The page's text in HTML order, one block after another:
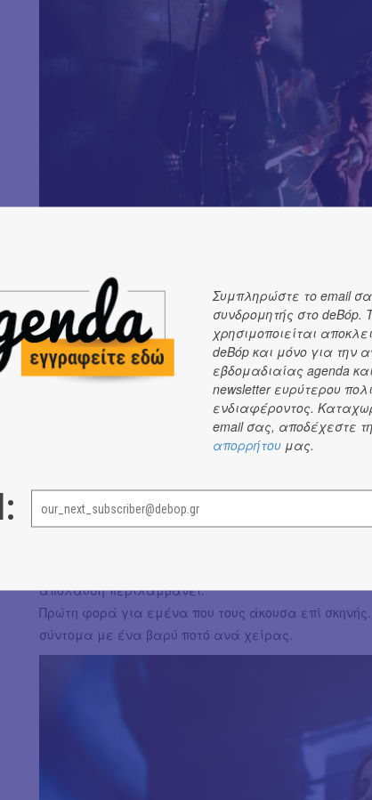
21:30και οιManos Six & The Muddy Devil
Χαμηλός φωτισμός, live καθιστό, ένα μπάντζο και
που μετεωρίζεται ανάμεσα στα άδεια πεδία του
Εωσφόρος σε μια παρτίδα ντάμα με το θάνατο.
Ο Μάνος με τη βαριά μελωδική φωνή του
δικά τους αλλά και διασκευές- όλα σε ύφος
προς τη σκηνή, να σταματήσουν οποιαδήποτε
Αθήνας, τα βαριά country blues κάπως μας
μας. Κι ό,τι κι αν της πουν, όσο φοβερό, ειδικά
απόλαυση περιλαμβάνει.
Πρώτη φορά για εμένα που τους άκουσα επί
σύντομα με ένα βαρύ ποτό ανά χείρας.
Συμπληρώστε το email
συνδρομητής στο deBόp.
χρησιμοποιείται
deBόp και μόνο για την
εβδομαδιαίας agenda
newsletter ευρύτερου
ενδιαφέροντος.
email σας, αποδέχεστε
απορρήτου μας.